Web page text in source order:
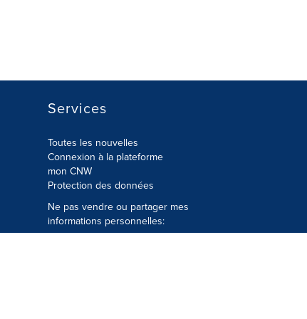
Services
Toutes les nouvelles
Connexion à la plateforme
mon CNW
Protection des données
Ne pas vendre ou partager mes
informations personnelles: